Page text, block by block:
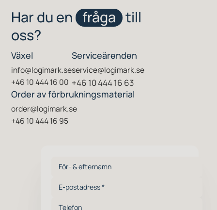
Har du en fråga till
oss?
Växel
info@logimark.se
+46 10 444 16 00
Serviceärenden
service@logimark.se
+46 10 444 16 63
Order av förbrukningsmaterial
order@logimark.se
+46 10 444 16 95